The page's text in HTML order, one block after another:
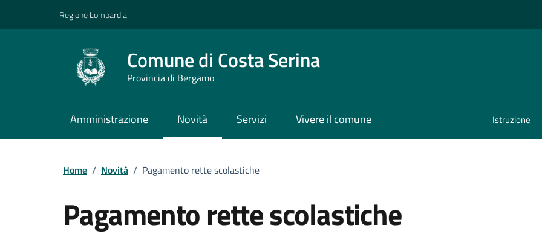
Regione Lombardia
Comune di Costa Serina
Provincia di Bergamo
Amministrazione Novità Servizi Vivere il comune Istruzione
Home / Novità / Pagamento rette scolastiche
Pagamento rette scolastiche